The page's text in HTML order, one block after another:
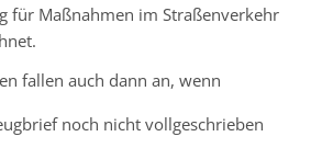
für Maßnahmen im Straßenverkehr
fallen auch dann an, wenn
noch nicht vollgeschrieben